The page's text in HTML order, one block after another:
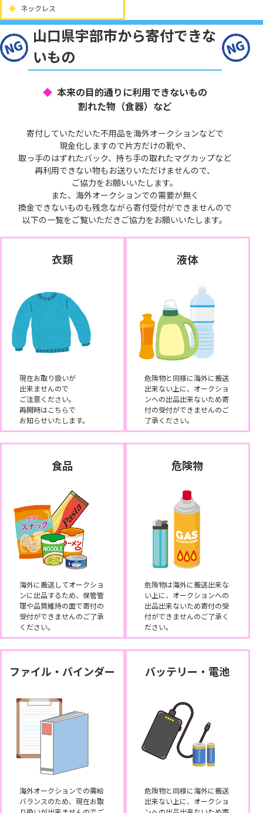
ネックレス
山口県宇部市から寄付できな
いもの
本来の目的通りに利用できないもの
割れた物（食器）など
寄付していただいた不用品を海外オークションなどで
現金化しますので片方だけの靴や、
取っ手のはずれたバック、持ち手の取れたマグカップなど
再利用できない物もお送りいただけませんので、
ご協力をお願いいたします。
また、海外オークションでの需要が無く
換金できないものも残念ながら寄付受付ができませんので
以下の一覧をご覧いただきご協力をお願いいたします。
衣類
現在お取り扱いが
出来ませんので
ご注意ください。
再開時はこちらで
お知らせいたします。
液体
危険物と同様に海外に搬送
出来ない上に、オークショ
ンへの出品出来ないため寄
付の受付ができませんのご
了承ください。
食品
海外に搬送してオークショ
ンに出品するため、保管管
理や品質維持の面で寄付の
受付ができませんのご了承
ください。
危険物
危険物は海外に搬送出来な
い上に、オークションへの
出品出来ないため寄付の受
付ができませんのご了承く
ださい。
ファイル・バインダー
海外オークションでの需給
バランスのため、現在お取
バッテリー・電池
危険物と同様に海外に搬送
出来ない上に、オークショ